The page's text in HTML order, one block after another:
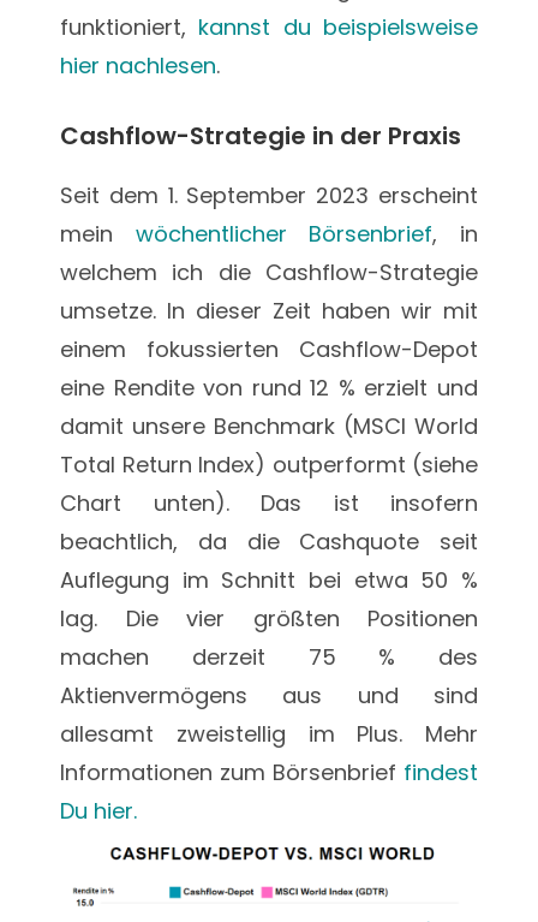
funktioniert, kannst du beispielsweise
hier nachlesen.
Cashflow-Strategie in der Praxis
Seit dem 1. September 2023 erscheint
mein wöchentlicher Börsenbrief, in
welchem ich die Cashflow-Strategie
umsetze. In dieser Zeit haben wir mit
einem fokussierten Cashflow-Depot
eine Rendite von rund 12 % erzielt und
damit unsere Benchmark (MSCI World
Total Return Index) outperformt (siehe
Chart unten). Das ist insofern
beachtlich, da die Cashquote seit
Auflegung im Schnitt bei etwa 50 %
lag. Die vier größten Positionen
machen derzeit 75 % des
Aktienvermögens aus und sind
allesamt zweistellig im Plus. Mehr
Informationen zum Börsenbrief findest
Du hier.